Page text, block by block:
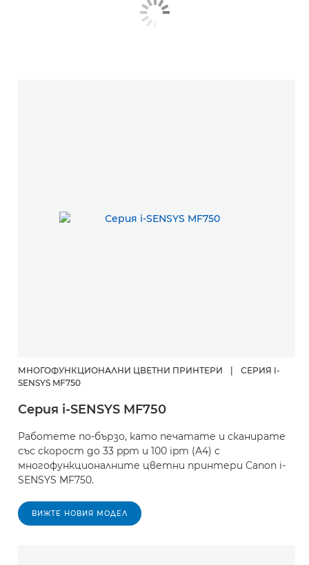
МНОГОФУНКЦИОНАЛНИ ЦВЕТНИ ПРИНТЕРИ |
СЕРИЯ I-
SENSYS MF750
Серия i-SENSYS MF750
Работете по-бързо, като печатате и сканирате
със скорост до 33 ppm и 100 ipm (A4) с
многофункционалните цветни принтери Canon i-
SENSYS MF750.
ВИЖТЕ НОВИЯ МОДЕЛ